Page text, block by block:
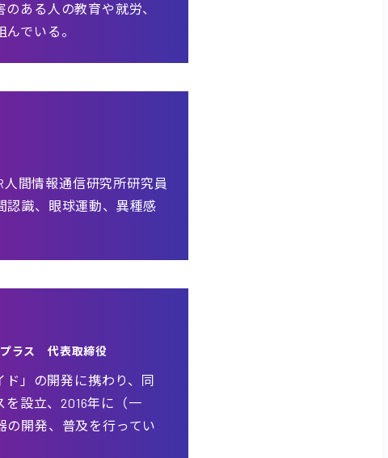
ある人の教育や就労、
でいる。
間情報通信研究所研究員
認識、眼球運動、異種感
ラス 代表取締役
ド」の開発に携わり、同
設立、2016年に（一
開発、普及を行ってい